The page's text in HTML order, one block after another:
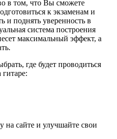
в том, что Вы сможете
к экзаменам и
и поднять уверенность в
система построения
максимальный эффект, а
где будет проводиться
гитаре:
на сайте и улучшайте свои